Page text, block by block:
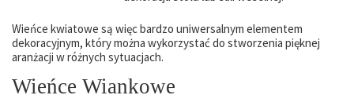
Wieńce kwiatowe są więc bardzo uniwersalnym elementem
dekoracyjnym, który można wykorzystać do stworzenia pięknej
aranżacji w różnych sytuacjach.
Wieńce Wiankowe